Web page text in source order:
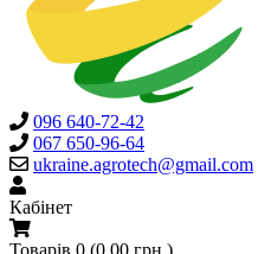
096 640-72-42
067 650-96-64
ukraine.agrotech@gmail.com
Кабінет
Товарів 0 (0.00 грн.)